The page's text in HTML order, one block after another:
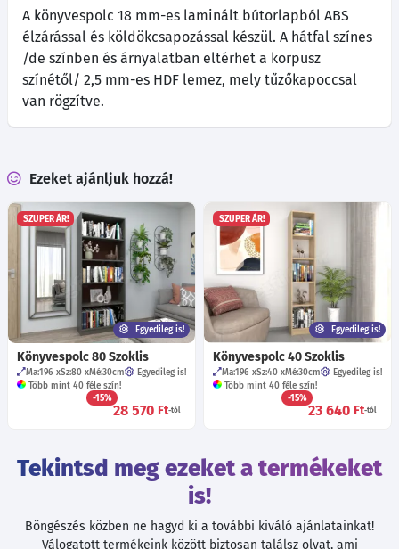
A könyvespolc 18 mm-es laminált bútorlapból ABS
élzárással és köldökcsapozással készül. A hátfal színes
/de színben és árnyalatban eltérhet a korpusz
színétől/ 2,5 mm-es HDF lemez, mely tűzőkapoccsal
van rögzítve.
Ezeket ajánljuk hozzá!
SZUPER ÁR!
Egyedileg is!
Könyvespolc 80 Szoklis
Ma:196 Sz:80 Mé:30cm
Egyedileg is!
Több mint 40 féle szín!
-15%
28 570 Ft-tól
SZUPER ÁR!
Egyedileg is!
Könyvespolc 40 Szoklis
Ma:196 Sz:40 Mé:30cm
Egyedileg is!
Több mint 40 féle szín!
-15%
23 640 Ft-tól
Tekintsd meg ezeket a termékeket
is!
Böngészés közben ne hagyd ki a további kiváló ajánlatainkat!
Válogatott termékeink között biztosan találsz olyat, ami